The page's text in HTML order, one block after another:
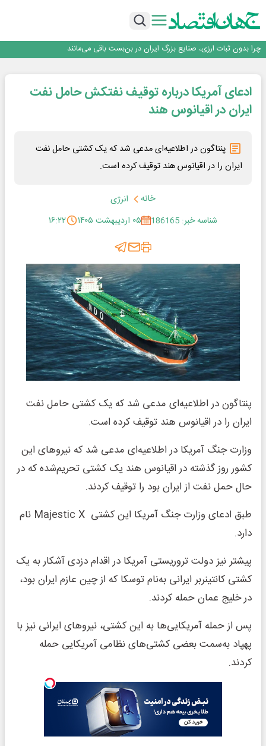
روزنامه ۱۷ مرداد
چرا بدون ثبات ارزی، صنایع بزرگ ایران در بن‌بست باقی می‌مانند
روزنامه ۱۷ مرداد
افزایش قیمت بلیت اتوبوس فصلی شد؟
ادعای آمریکا درباره توقیف نفتکش حامل نفت
ایران در اقیانوس هند
پنتاگون در اطلاعیه‌ای مدعی شد که یک کشتی حامل نفت
ایران را در اقیانوس هند توقیف کرده است.
خانه
انرژی
شناسه خبر: 186165
۰۵ اردیبهشت ۱۴۰۵ ۱۶:۲۲
پنتاگون در اطلاعیه‌ای مدعی شد که یک کشتی حامل نفت
ایران را در اقیانوس هند توقیف کرده است.
وزارت جنگ آمریکا در اطلاعیه‌ای مدعی شد که نیروهای این
کشور روز گذشته در اقیانوس هند یک کشتی تحریم‌شده که در
حال حمل نفت از ایران بود را توقیف کردند.
طبق ادعای وزارت جنگ آمریکا این کشتی Majestic X نام
دارد.
پیشتر نیز دولت تروریستی آمریکا در اقدام دزدی آشکار به یک
کشتی کانتینربر ایرانی به‌نام توسکا که از چین عازم ایران بود،
در خلیج عمان حمله کردند.
پس از حمله آمریکایی‌ها به این کشتی، نیروهای ایرانی نیز با
پهپاد به‌سمت بعضی کشتی‌های نظامی آمریکایی حمله
کردند.